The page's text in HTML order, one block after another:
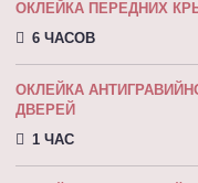
ОКЛЕЙКА ПЕРЕДНИХ
6 ЧАСОВ
ОКЛЕЙКА
ДВЕРЕЙ
1 ЧАС